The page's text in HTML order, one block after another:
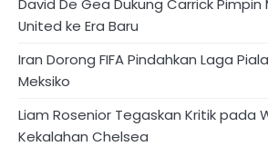
David De Gea Dukung Carrick
United ke Era Baru
Iran Dorong FIFA Pindahkan Laga
Meksiko
Liam Rosenior Tegaskan Kritik pada
Kekalahan Chelsea